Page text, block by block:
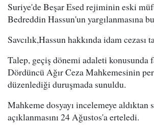
Suriye'de Beşar Esed rejiminin eski
Bedreddin Hassun'un yargılanmasına
Savcılık,Hassun hakkında idam cezası
Talep, geçiş dönemi adaleti konusunda
Dördüncü Ağır Ceza Mahkemesinin
düzenlediği duruşmada sunuldu.
Mahkeme dosyayı incelemeye aldıktan
açıklanmasını 24 Ağustos'a erteledi.